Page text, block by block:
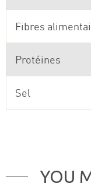
Fibres
Protéines
Sel
YOU